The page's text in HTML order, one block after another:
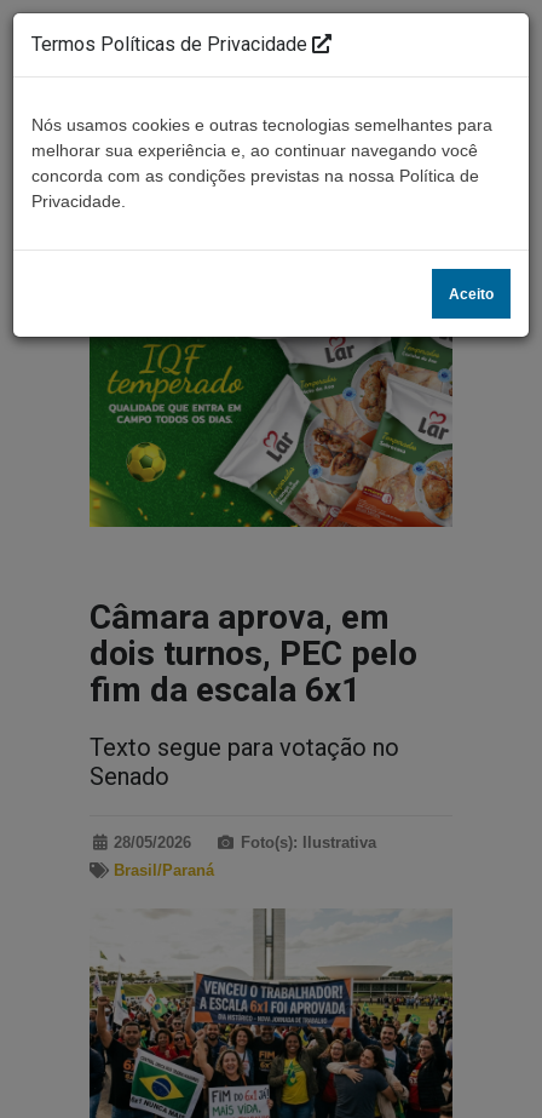
Câmara aprova, em
dois turnos, PEC pelo
fim da escala 6x1
Texto segue para votação no
Senado
28/05/2026
Foto(s): Ilustrativa
Brasil/Paraná
Termos Políticas de Privacidade
Nós usamos cookies e outras tecnologias semelhantes para
melhorar sua experiência e, ao continuar navegando você
concorda com as condições previstas na nossa Política de
Privacidade.
Aceito